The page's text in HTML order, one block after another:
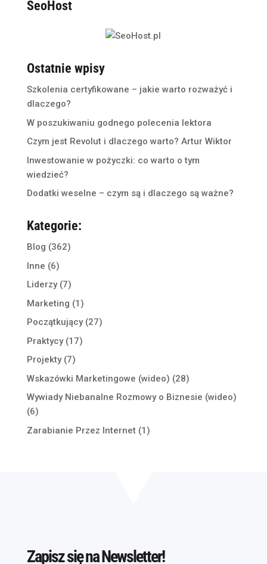
SeoHost
Ostatnie wpisy
Szkolenia certyfikowane – jakie warto rozważyć i
dlaczego?
W poszukiwaniu godnego polecenia lektora
Czym jest Revolut i dlaczego warto? Artur Wiktor
Inwestowanie w pożyczki: co warto o tym
wiedzieć?
Dodatki weselne – czym są i dlaczego są ważne?
Kategorie:
Blog (362)
Inne (6)
Liderzy(7)
Marketing (1)
Początkujący(27)
Praktycy(17)
Projekty(7)
Wskazówki Marketingowe (wideo) (28)
Wywiady Niebanalne Rozmowy o Biznesie (wideo)
(6)
Zarabianie Przez Internet(1)
Zapisz się na Newsletter!